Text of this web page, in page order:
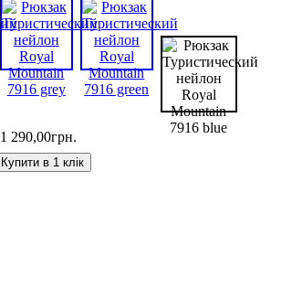
1 290,00грн.
Купити в 1 клік